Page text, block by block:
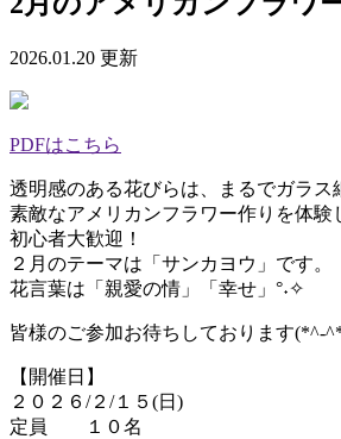
2026.01.20 更新
PDFはこちら
透明感のある花びらは、まるでガラス
素敵なアメリカンフラワー作りを体験
初心者大歓迎！
２月のテーマは「サンカヨウ」です。
花言葉は「親愛の情」「幸せ」°˖✧
皆様のご参加お待ちしております(*^-
【開催日】
２０２６/２/１５(日)
定員 １０名